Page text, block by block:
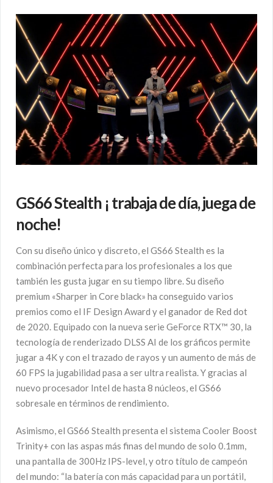
GS66 Stealth ¡ trabaja de día, juega de
noche!
Con su diseño único y discreto, el GS66 Stealth es la
combinación perfecta para los profesionales a los que
también les gusta jugar en su tiempo libre. Su diseño
premium «Sharper in Core black» ha conseguido varios
premios como el IF Design Award y el ganador de Red dot
de 2020. Equipado con la nueva serie GeForce RTX™ 30, la
tecnología de renderizado DLSS AI de los gráficos permite
jugar a 4K y con el trazado de rayos y un aumento de más de
60 FPS la jugabilidad pasa a ser ultra realista. Y gracias al
nuevo procesador Intel de hasta 8 núcleos, el GS66
sobresale en términos de rendimiento.
Asimismo, el GS66 Stealth presenta el sistema Cooler Boost
Trinity+ con las aspas más finas del mundo de solo 0.1mm,
una pantalla de 300Hz IPS-level, y otro título de campeón
del mundo: “la batería con más capacidad para un portátil,